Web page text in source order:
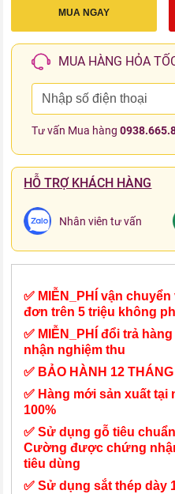
MUA NGAY
MUA HÀNG HỎA
Tư vấn Mua hàng
HỖ TRỢ KHÁCH HÀNG
Nhân viên tư vấn
✅ MIỄN_PHÍ vận
đơn trên 5 triệu không
✅ MIỄN_PHÍ đổi trả
nhận nghiệm thu
✅ BẢO HÀNH 12
✅ Hàng mới sản xuất tại
100%
✅ Sử dụng gỗ tiêu
Cường được chứng
tiêu dùng
✅ Sử dụng sắt thép dày